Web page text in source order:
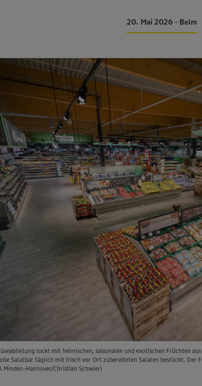
20. Mai 2026 • Belm
lockt mit heimischen, saisonalen und exotischen Früchten
Salatbar täglich mit frisch vor Ort zubereiteten Salaten bestückt. Der
Minden-Hannover/Christian Schwier)